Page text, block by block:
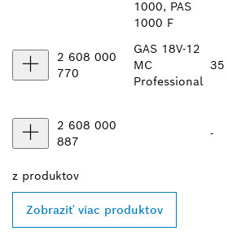
1000, PAS
1000 F
2 608 000
770
GAS 18V-12
MC
Professional
35
2 608 000
887
-
z produktov
Zobraziť viac produktov